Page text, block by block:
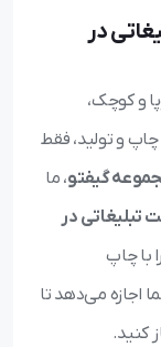
در
و کوچک،
و تولید، فقط
گیفتو، ما
تبلیغاتی در
با چاپ
می‌دهد تا
کنید.